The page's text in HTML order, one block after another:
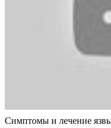
Симптомы и лечение